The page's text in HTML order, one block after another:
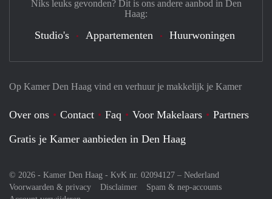
Op Kamer Den Haag vind en verhuur je makkelijk je Kamer
Over ons Contact Faq Voor Makelaars
Partners
Gratis je Kamer aanbieden in Den Haag
© 2026 - Kamer Den Haag - KvK nr. 02094127 – Nederland
Voorwaarden & privacy
Disclaimer
Spam & nep-accounts
Niks leuks gevonden? Dit is ons andere aanbod in Den
Haag:
Studio's Appartementen Huurwoningen